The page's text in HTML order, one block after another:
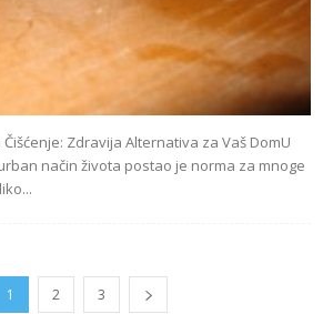
Zdravija Alternativa za Vaš DomU
način života postao je norma za mnoge
1 2 3